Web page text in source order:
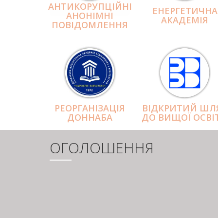
АНТИКОРУПЦІЙНІ
АНОНІМНІ
ПОВІДОМЛЕННЯ
ЕНЕРГЕТИЧНА
АКАДЕМІЯ
РЕОРГАНІЗАЦІЯ
ДОННАБА
ВІДКРИТИЙ
ДО ВИЩОЇ
ОГОЛОШЕННЯ